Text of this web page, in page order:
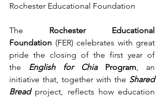
Rochester Educational Foundation
The Rochester Educational
Foundation (FER) celebrates with great
pride the closing of the first year of
the English for Chia Program , an
initiative that, together with the Shared
Bread project, reflects how education